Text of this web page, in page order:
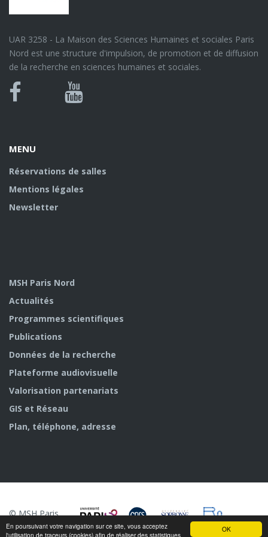
OK
En poursuivant votre navigation sur ce site, vous acceptez
l'utilisation de traceurs (cookies) afin de réaliser des statistiques
UAR 3258 - La Maison des Sciences Humaines et sociales Paris
Nord est une structure d'impulsion, de promotion et de diffusion
de la recherche en sciences humaines et sociales.
Bluesky
Canal
MENU
Réservations de salles
Mentions légales
Newsletter
MSH Paris Nord
Actualités
Programmes scientifiques
Publications
Données de la recherche
Plateforme audiovisuelle
Valorisation partenariats
GIS et Réseau
Plan, téléphone, adresse
© MSH Paris
Nord